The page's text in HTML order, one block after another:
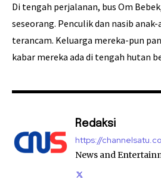
Di tengah perjalanan, bus Om
seseorang. Penculik dan nasib
terancam. Keluarga mereka-pun
kabar mereka ada di tengah hutan
Redaksi
https://
News and